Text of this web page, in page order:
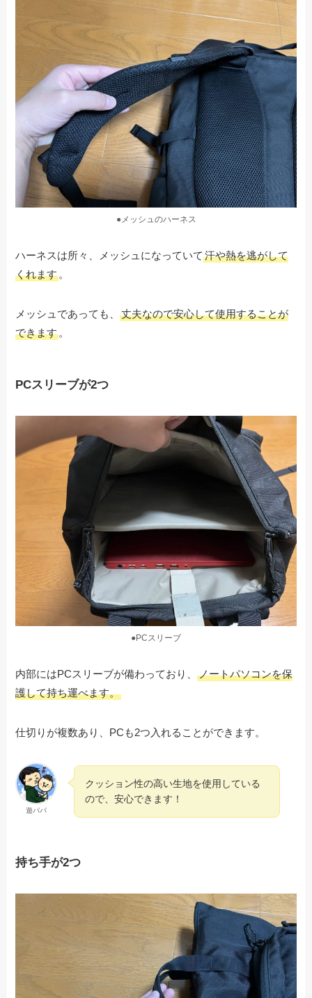
●メッシュのハーネス
ハーネスは所々、メッシュになっていて汗や熱を逃がして
くれます 。
メッシュであっても、丈夫なので安心して使用することが
できます 。
PCスリーブが2つ
●PCスリーブ
内部にはPCスリーブが備わっており、ノートパソコンを保
護して持ち運べます。
仕切りが複数あり、PCも2つ入れることができます。
遊パパ
クッション性の高い生地を使用している
ので、安心できます！
持ち手が2つ